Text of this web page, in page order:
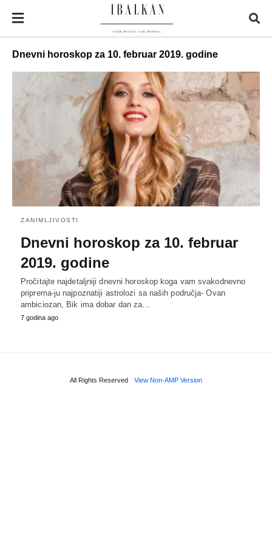
Dnevni horoskop za 10. februar 2019. godine
ZANIMLJIVOSTI
Dnevni horoskop za 10. februar
2019. godine
Pročitajte najdetaljniji dnevni horoskop koga vam svakodnevno
priprema-ju najpoznatiji astrolozi sa naših područja- Ovan
ambiciozan, Bik ima dobar dan za…
7 godina ago
All Rights Reserved View Non-AMP Version